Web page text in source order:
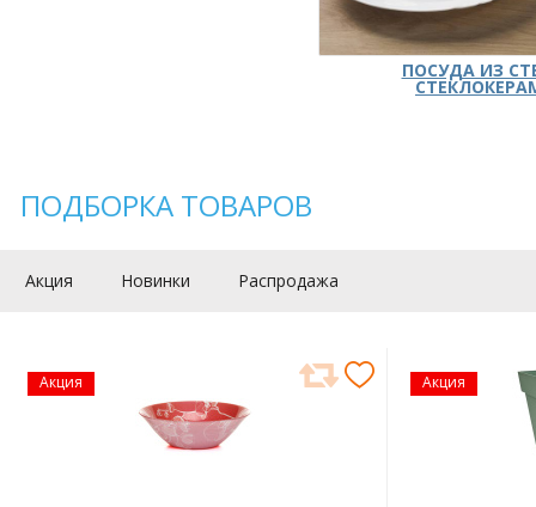
ПОСУДА ИЗ
ПОДБОРКА ТОВАРОВ
Акция Новинки Распродажа
Акция Акция